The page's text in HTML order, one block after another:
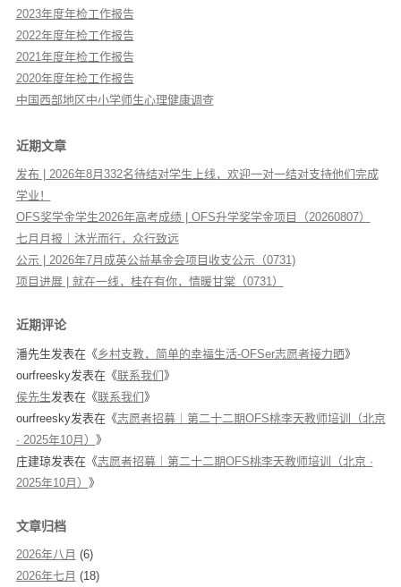
2023年度年检工作报告
2022年度年检工作报告
2021年度年检工作报告
2020年度年检工作报告
中国西部地区中小学师生心理健康调查
近期文章
发布 | 2026年8月332名待结对学生上线，欢迎一对一结对支持他们完成
学业！
OFS奖学金学生2026年高考成绩 | OFS升学奖学金项目（20260807）
七月月报｜沐光而行，众行致远
公示 | 2026年7月成英公益基金会项目收支公示（0731)
项目进展 | 就在一线，桂在有你，情暖甘棠（0731）
近期评论
潘先生发表在《乡村支教，简单的幸福生活-OFSer志愿者接力晒》
ourfreesky发表在《联系我们 》
侯先生发表在《联系我们 》
ourfreesky发表在《志愿者招募｜第二十二期OFS桃李天教师培训（北京
· 2025年10月） 》
庄建琼发表在《志愿者招募｜第二十二期OFS桃李天教师培训（北京 ·
2025年10月） 》
文章归档
2026年八月 (6)
2026年七月 (18)